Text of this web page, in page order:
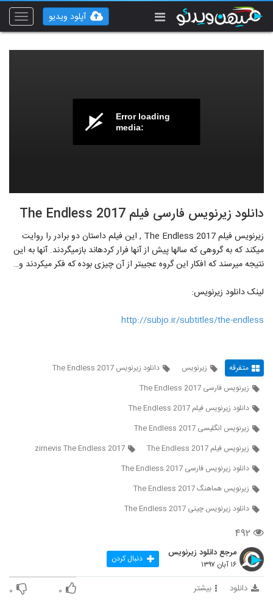
Toggle
آپلود ویدیو
Error loading
media:
دانلود زیرنویس فارسی فیلم The Endless 2017
زیرنویس فیلم The Endless 2017 , این فیلم داستان دو برادر را روایت
می‎کند که به گروهی که سال‎ها پیش از آنها فرار کرده‎اند بازمی‎گردند. آنها به این
نتیجه می‎رسند که افکار این گروه عجیب‎تر از آن چیزی بوده که فکر می‎کردند و…
لینک دانلود زیرنویس:
http://subjo.ir/subtitles/the-endless
متفرقه زیرنویس
دانلود زیرنویس The Endless 2017
زیرنویس فارسی The Endless 2017
دانلود زیرنویس فیلم The Endless 2017
زیرنویس انگلیسی The Endless 2017
زیرنویس فیلم The Endless 2017
zirnevis The Endless 2017
دانلود زیرنویس فارسی The Endless 2017
زیرنویس هماهنگ The Endless 2017
دانلود زیرنویس چینی The Endless 2017
۴۹۲
مرجع دانلود زیرنویس
۱۶ آبان ۱۳۹۷ دنبال کردن
دانلود بیشتر ۰ ۰